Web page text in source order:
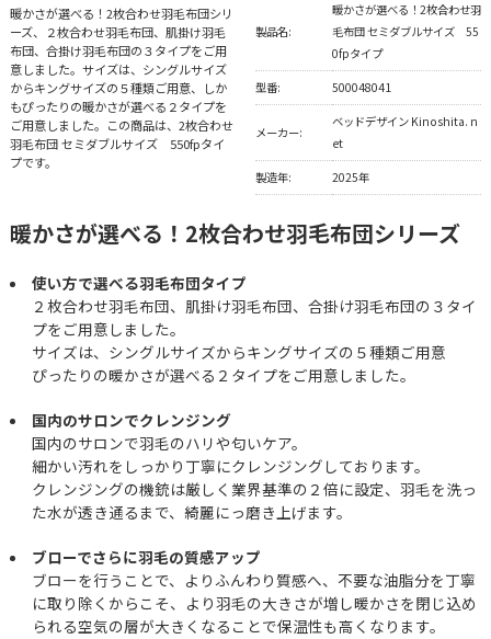
暖かさが選べる！2枚合わせ羽毛布団シリ
ーズ、２枚合わせ羽毛布団、肌掛け羽毛
布団、合掛け羽毛布団の３タイプをご用
意しました。サイズは、シングルサイズ
からキングサイズの５種類ご用意、しか
もぴったりの暖かさが選べる２タイプを
ご用意しました。この商品は、2枚合わせ
羽毛布団 セミダブルサイズ 550fpタイ
プです。
製品名:
暖かさが選べる！2枚合わせ羽
毛布団 セミダブルサイズ 55
0fpタイプ
型番: 500048041
メーカー:
ベッドデザイン Kinoshita. n
et
製造年: 2025年
暖かさが選べる！2枚合わせ羽毛布団シリーズ
使い方で選べる羽毛布団タイプ
２枚合わせ羽毛布団、肌掛け羽毛布団、合掛け羽毛布団の３タイ
プをご用意しました。
サイズは、シングルサイズからキングサイズの５種類ご用意
ぴったりの暖かさが選べる２タイプをご用意しました。
国内のサロンでクレンジング
国内のサロンで羽毛のハリや匂いケア。
細かい汚れをしっかり丁寧にクレンジングしております。
クレンジングの機銃は厳しく業界基準の２倍に設定、羽毛を洗っ
た水が透き通るまで、綺麗にっ磨き上げます。
ブローでさらに羽毛の質感アップ
ブローを行うことで、よりふんわり質感へ、不要な油脂分を丁寧
に取り除くからこそ、より羽毛の大きさが増し暖かさを閉じ込め
られる空気の層が大きくなることで保温性も高くなります。